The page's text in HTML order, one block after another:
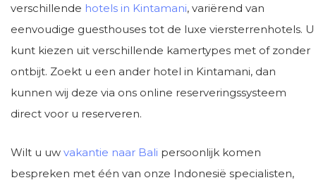
verschillende hotels in Kintamani, variërend van
eenvoudige guesthouses tot de luxe viersterrenhotels. U
kunt kiezen uit verschillende kamertypes met of zonder
ontbijt. Zoekt u een ander hotel in Kintamani, dan
kunnen wij deze via ons online reserveringssysteem
direct voor u reserveren.
Wilt u uw vakantie naar Bali persoonlijk komen
bespreken met één van onze Indonesië specialisten,